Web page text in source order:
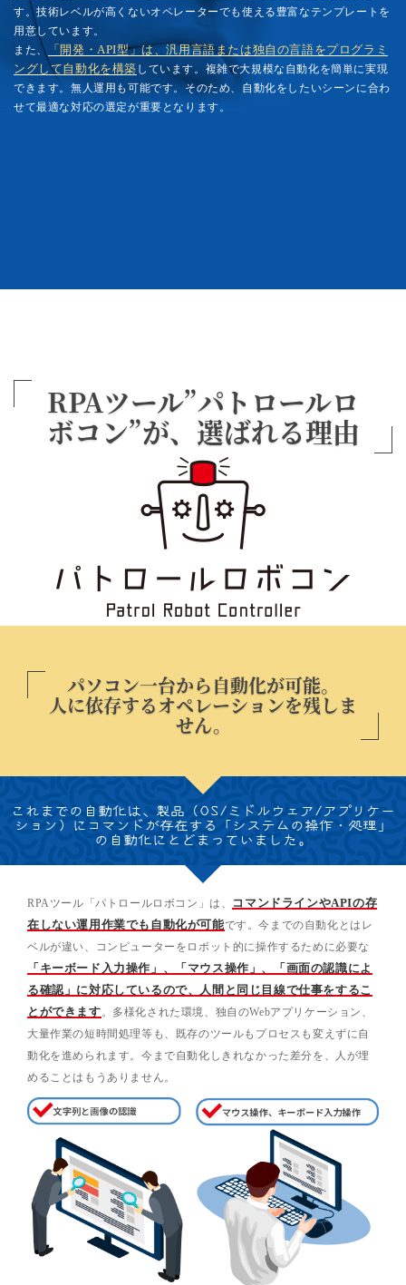
す。技術レベルが高くないオペレーターでも使える豊富なテンプレートを
用意しています。
また、
「開発・API型」は、汎用言語または独自の言語をプログラミ
ングして自動化を構築 しています。複雑で大規模な自動化を簡単に実現
できます。無人運用も可能です。そのため、自動化をしたいシーンに合わ
せて最適な対応の選定が重要となります。
RPAツール”パトロールロ
ボコン”が、 選ばれる理由
パソコン一台から自動化が可能。
人に依存するオペレーションを残しま
せん。
これまでの自動化は、 製品（OS/ミドルウェア/アプリケー
ション）にコマンドが存在する
「システムの操作・処理」
の自動化にとどまっていました。
RPAツール「パトロールロボコン」は、
コマンドラインやAPIの存
在しない運用作業でも自動化が可能です。今までの自動化とはレ
ベルが違い、コンピューターをロボット的に操作するために必要な
「キーボード入力操作」、「マウス操作」、「画面の認識によ
る確認」に対応しているので、人間と同じ目線で仕事をするこ
とができます 。多様化された環境、独自のWebアプリケーション、
大量作業の短時間処理等も、既存のツールもプロセスも変えずに自
動化を進められます。今まで自動化しきれなかった差分を、人が埋
めることはもうありません。